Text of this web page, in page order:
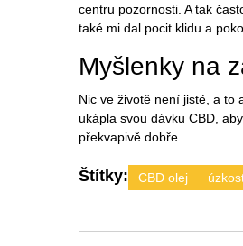
centru pozornosti. A tak
také mi dal pocit klidu a
Myšlenky na
Nic ve životě není jisté, a to
ukápla svou dávku CBD,
překvapivě dobře.
Štítky: CBD olej